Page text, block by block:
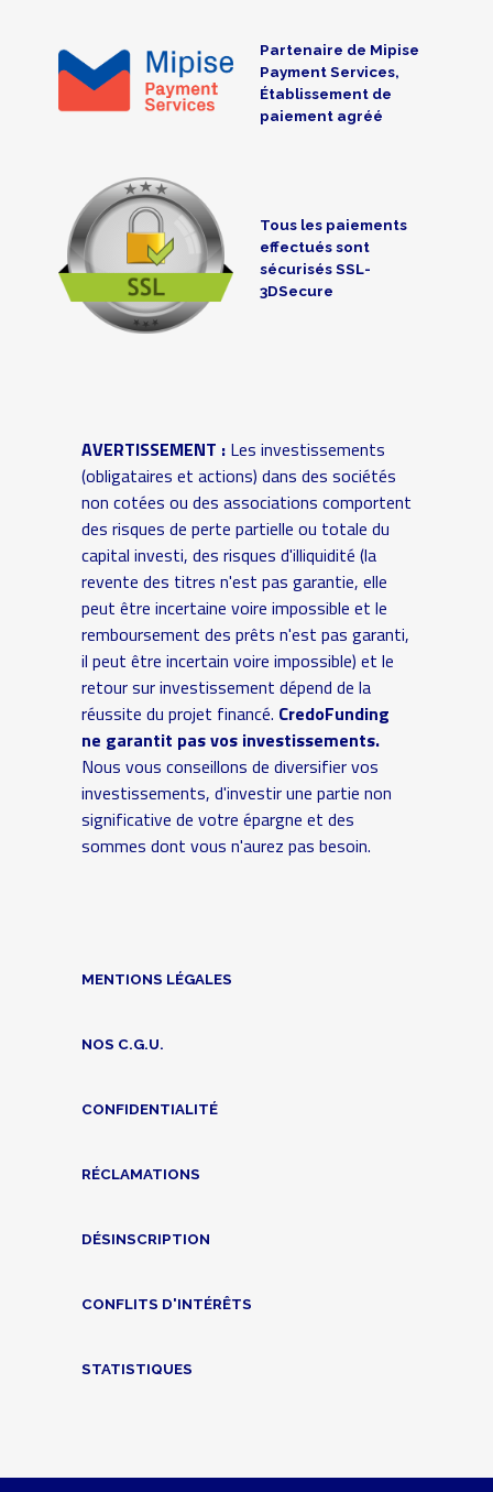
Partenaire de Mipise
Payment Services,
Établissement de
paiement agréé
Tous les paiements
effectués sont
sécurisés SSL-
3DSecure
AVERTISSEMENT :Les investissements
(obligataires et actions) dans des sociétés
non cotées ou des associations comportent
des risques de perte partielle ou totale du
capital investi, des risques d'illiquidité (la
revente des titres n'est pas garantie, elle
peut être incertaine voire impossible et le
remboursement des prêts n'est pas garanti,
il peut être incertain voire impossible) et le
retour sur investissement dépend de la
réussite du projet financé. CredoFunding
ne garantit pas vos investissements.
Nous vous conseillons de diversifier vos
investissements, d'investir une partie non
significative de votre épargne et des
sommes dont vous n'aurez pas besoin.
MENTIONS LÉGALES
NOS C.G.U.
CONFIDENTIALITÉ
RÉCLAMATIONS
DÉSINSCRIPTION
CONFLITS D'INTÉRÊTS
STATISTIQUES